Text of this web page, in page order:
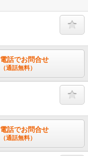
電話でお問合せ
（通話無料）
電話でお問合せ
（通話無料）